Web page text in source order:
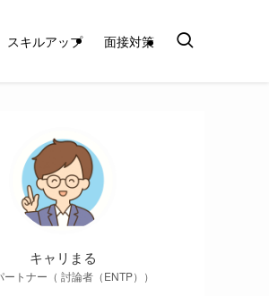
スキルアップ 面接対策
キャリまる
ートナー（ 討論者（ENTP））